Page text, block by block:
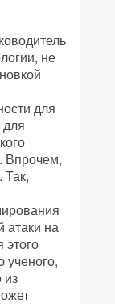
не
для
Впрочем,
Так,
атаки на
этого
из